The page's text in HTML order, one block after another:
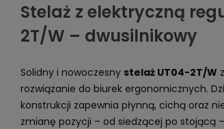
Stelaż z elektryczną
2T/W – dwusilnikowy
Solidny i nowoczesny stelaż UT04-2T/W
rozwiązanie do biurek ergonomicznych.
konstrukcji zapewnia płynną, cichą oraz
zmianę pozycji – od siedzącej po